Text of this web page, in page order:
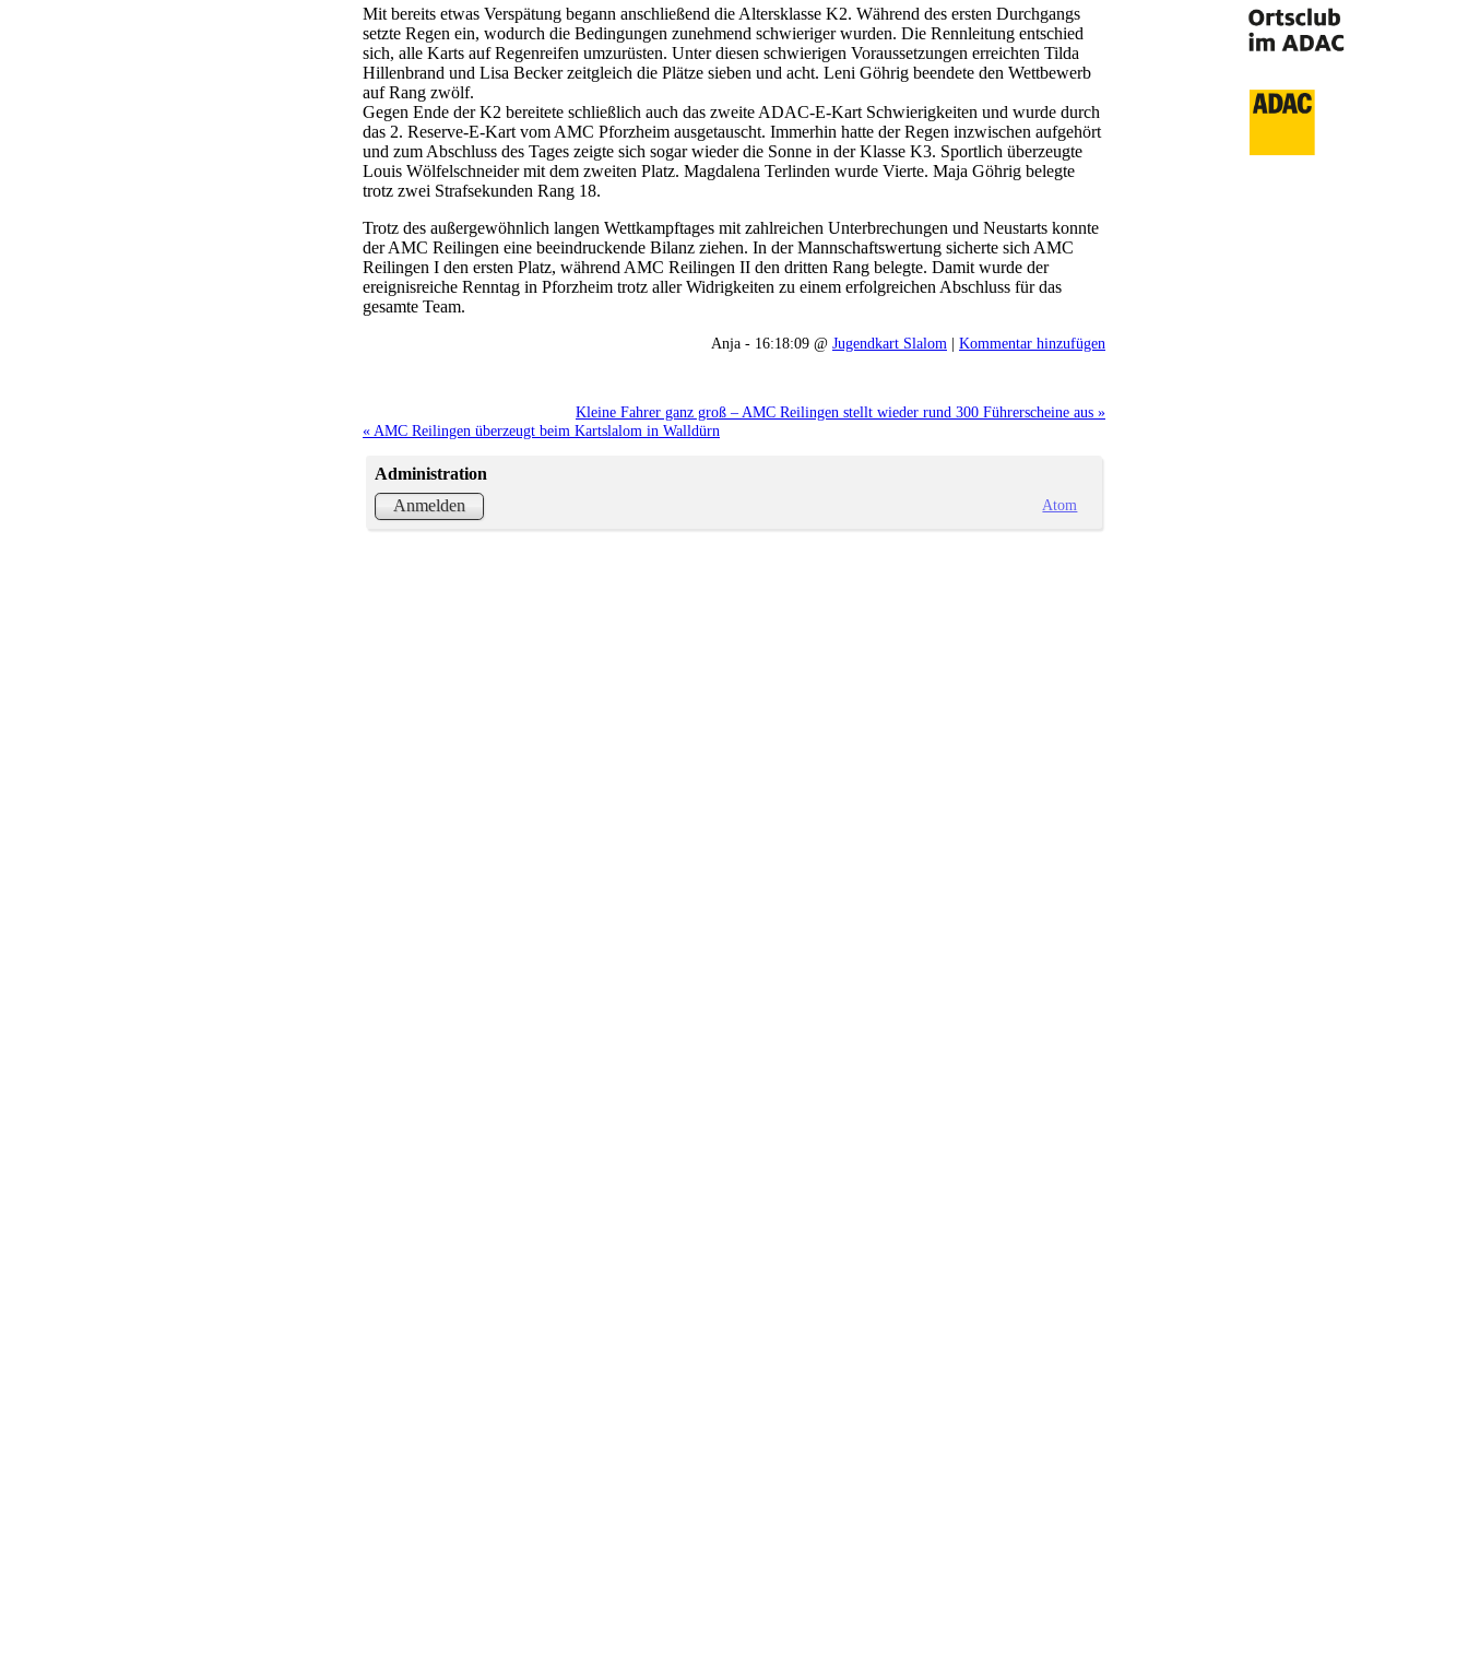
Mit bereits etwas Verspätung begann anschließend die Altersklasse K2. Während des ersten Durchgangs
setzte Regen ein, wodurch die Bedingungen zunehmend schwieriger wurden. Die Rennleitung entschied
sich, alle Karts auf Regenreifen umzurüsten. Unter diesen schwierigen Voraussetzungen erreichten Tilda
Hillenbrand und Lisa Becker zeitgleich die Plätze sieben und acht. Leni Göhrig beendete den Wettbewerb
auf Rang zwölf.
Gegen Ende der K2 bereitete schließlich auch das zweite ADAC-E-Kart Schwierigkeiten und wurde durch
das 2. Reserve-E-Kart vom AMC Pforzheim ausgetauscht. Immerhin hatte der Regen inzwischen aufgehört
und zum Abschluss des Tages zeigte sich sogar wieder die Sonne in der Klasse K3. Sportlich überzeugte
Louis Wölfelschneider mit dem zweiten Platz. Magdalena Terlinden wurde Vierte. Maja Göhrig belegte
trotz zwei Strafsekunden Rang 18.
Trotz des außergewöhnlich langen Wettkampftages mit zahlreichen Unterbrechungen und Neustarts konnte
der AMC Reilingen eine beeindruckende Bilanz ziehen. In der Mannschaftswertung sicherte sich AMC
Reilingen I den ersten Platz, während AMC Reilingen II den dritten Rang belegte. Damit wurde der
ereignisreiche Renntag in Pforzheim trotz aller Widrigkeiten zu einem erfolgreichen Abschluss für das
gesamte Team.
Anja - 16:18:09 @ Jugendkart Slalom | Kommentar hinzufügen
Kleine Fahrer ganz groß – AMC Reilingen stellt wieder rund 300 Führerscheine aus »
« AMC Reilingen überzeugt beim Kartslalom in Walldürn
Administration
Anmelden
Atom